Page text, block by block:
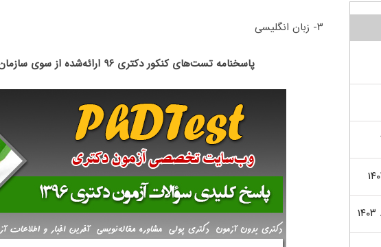
۳- زبان انگلیسی
پاسخنامه تست‌های کنکور دکتری ۹۶ ارائه‌شده از سوی سازمان سنجش آموزش کشور